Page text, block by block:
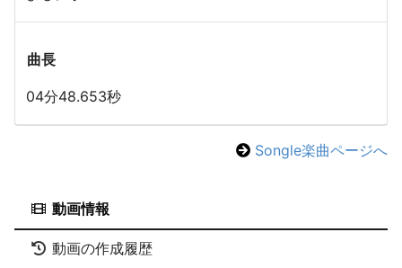
曲長
04分48.653秒
Songle楽曲ページへ
動画情報
動画の作成履歴